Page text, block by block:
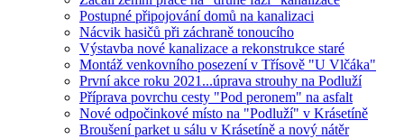
Postupné připojování domů na kanalizaci
Nácvik hasičů při záchraně tonoucího
Výstavba nové kanalizace a rekonstrukce staré
Montáž venkovního posezení v Třísově "U Vlčáka"
První akce roku 2021...úprava strouhy na Podluží
Příprava povrchu cesty "Pod peronem" na asfalt
Nové odpočinkové místo na "Podluží" v Krásetíně
Broušení parket u sálu v Krásetíně a nový nátěr